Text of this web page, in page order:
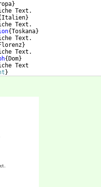
}
Text.
Italien}
Text.
{Toskana}
Text.
}
Text.
{ Dom}
Text
}